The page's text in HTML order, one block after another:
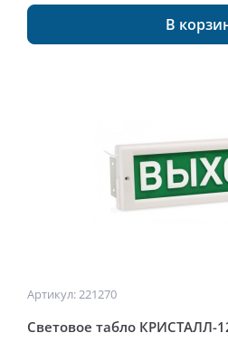
В
Артикул: 221270
Световое табло КРИСТАЛЛ-